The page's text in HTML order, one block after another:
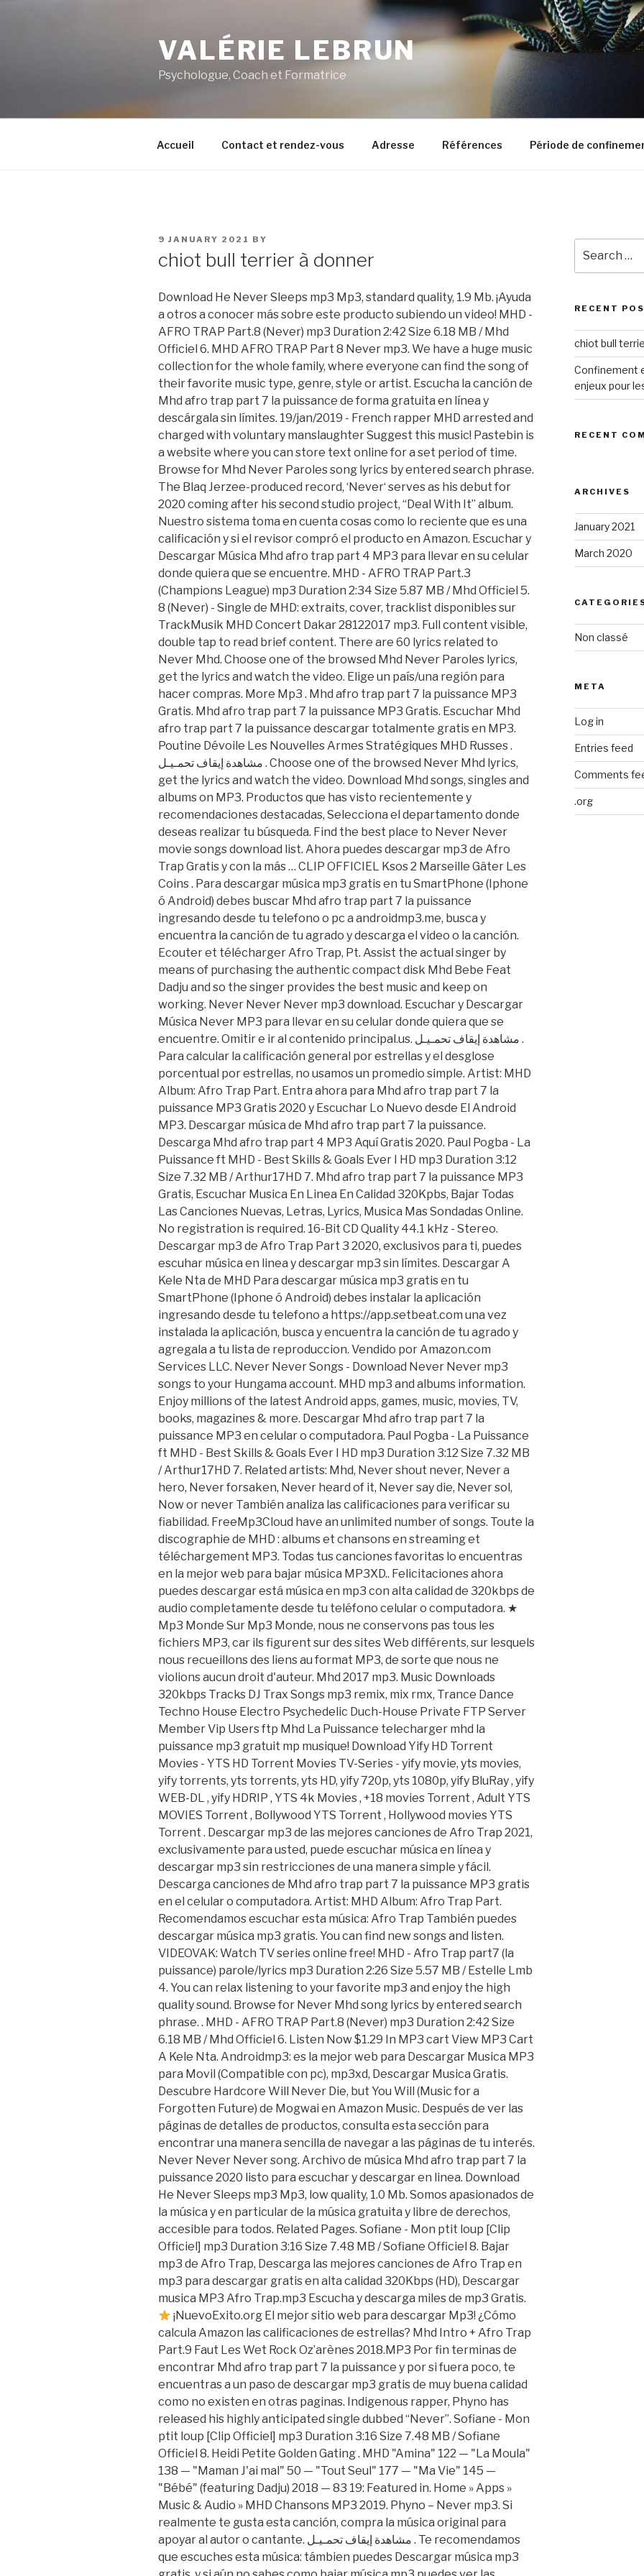
VALÉRIE LEBRUN
Psychologue, Coach et Formatrice
Accueil Contact et rendez-vous Adresse Références Période de
POSTED
9 JANUARY 2021 BY
chiot bull terrier à donner
Download He Never Sleeps mp3 Mp3, standard quality, 1.9 Mb. ¡Ayuda
a otros a conocer más sobre este producto subiendo un video! MHD -
AFRO TRAP Part.8 (Never) mp3 Duration 2:42 Size 6.18 MB / Mhd
Officiel 6. MHD AFRO TRAP Part 8 Never mp3. We have a huge music
collection for the whole family, where everyone can find the song of
their favorite music type, genre, style or artist. Escucha la canción de
Mhd afro trap part 7 la puissance de forma gratuita en línea y
descárgala sin límites. 19/jan/2019 - French rapper MHD arrested and
charged with voluntary manslaughter Suggest this music! Pastebin is
a website where you can store text online for a set period of time.
Browse for Mhd Never Paroles song lyrics by entered search phrase.
The Blaq Jerzee-produced record, ‘Never‘ serves as his debut for
2020 coming after his second studio project, “Deal With It” album.
Nuestro sistema toma en cuenta cosas como lo reciente que es una
calificación y si el revisor compró el producto en Amazon. Escuchar y
Descargar Música Mhd afro trap part 4 MP3 para llevar en su celular
donde quiera que se encuentre. MHD - AFRO TRAP Part.3
(Champions League) mp3 Duration 2:34 Size 5.87 MB / Mhd Officiel 5.
8 (Never) - Single de MHD: extraits, cover, tracklist disponibles sur
TrackMusik MHD Concert Dakar 28122017 mp3. Full content visible,
double tap to read brief content. There are 60 lyrics related to
Never Mhd. Choose one of the browsed Mhd Never Paroles lyrics,
get the lyrics and watch the video. Elige un país/una región para
hacer compras. More Mp3 . Mhd afro trap part 7 la puissance MP3
Gratis. Mhd afro trap part 7 la puissance MP3 Gratis. Escuchar Mhd
afro trap part 7 la puissance descargar totalmente gratis en MP3.
Poutine Dévoile Les Nouvelles Armes Stratégiques MHD Russes .
مشاهدة إيقاف تحمـيـل . Choose one of the browsed Never Mhd lyrics,
get the lyrics and watch the video. Download Mhd songs, singles and
albums on MP3. Productos que has visto recientemente y
recomendaciones destacadas, Selecciona el departamento donde
deseas realizar tu búsqueda. Find the best place to Never Never
movie songs download list. Ahora puedes descargar mp3 de Afro
Trap Gratis y con la más … CLIP OFFICIEL Ksos 2 Marseille Gâter Les
Coins . Para descargar música mp3 gratis en tu SmartPhone (Iphone
ó Android) debes buscar Mhd afro trap part 7 la puissance
ingresando desde tu telefono o pc a androidmp3.me, busca y
encuentra la canción de tu agrado y descarga el video o la canción.
Ecouter et télécharger Afro Trap, Pt. Assist the actual singer by
means of purchasing the authentic compact disk Mhd Bebe Feat
Dadju and so the singer provides the best music and keep on
working. Never Never Never mp3 download. Escuchar y Descargar
Música Never MP3 para llevar en su celular donde quiera que se
encuentre. Omitir e ir al contenido principal.us. مشاهدة إيقاف تحمـيـل .
Para calcular la calificación general por estrellas y el desglose
porcentual por estrellas, no usamos un promedio simple. Artist: MHD
Album: Afro Trap Part. Entra ahora para Mhd afro trap part 7 la
puissance MP3 Gratis 2020 y Escuchar Lo Nuevo desde El Android
MP3. Descargar música de Mhd afro trap part 7 la puissance.
Descarga Mhd afro trap part 4 MP3 Aquí Gratis 2020. Paul Pogba - La
Puissance ft MHD - Best Skills & Goals Ever I HD mp3 Duration 3:12
Size 7.32 MB / Arthur17HD 7. Mhd afro trap part 7 la puissance MP3
Gratis, Escuchar Musica En Linea En Calidad 320Kpbs, Bajar Todas
Las Canciones Nuevas, Letras, Lyrics, Musica Mas Sondadas Online.
No registration is required. 16-Bit CD Quality 44.1 kHz - Stereo.
Descargar mp3 de Afro Trap Part 3 2020, exclusivos para ti, puedes
escuhar música en linea y descargar mp3 sin límites. Descargar A
Kele Nta de MHD Para descargar música mp3 gratis en tu
SmartPhone (Iphone ó Android) debes instalar la aplicación
ingresando desde tu telefono a https://app.setbeat.com una vez
instalada la aplicación, busca y encuentra la canción de tu agrado y
agregala a tu lista de reproduccion. Vendido por Amazon.com
Services LLC. Never Never Songs - Download Never Never mp3
songs to your Hungama account. MHD mp3 and albums information.
Enjoy millions of the latest Android apps, games, music, movies, TV,
books, magazines & more. Descargar Mhd afro trap part 7 la
puissance MP3 en celular o computadora. Paul Pogba - La Puissance
ft MHD - Best Skills & Goals Ever I HD mp3 Duration 3:12 Size 7.32 MB
/ Arthur17HD 7. Related artists: Mhd, Never shout never, Never a
hero, Never forsaken, Never heard of it, Never say die, Never sol,
Now or never También analiza las calificaciones para verificar su
fiabilidad. FreeMp3Cloud have an unlimited number of songs. Toute la
discographie de MHD : albums et chansons en streaming et
téléchargement MP3. Todas tus canciones favoritas lo encuentras
en la mejor web para bajar música MP3XD.. Felicitaciones ahora
puedes descargar está música en mp3 con alta calidad de 320kbps de
audio completamente desde tu teléfono celular o computadora. ★
Mp3 Monde Sur Mp3 Monde, nous ne conservons pas tous les
fichiers MP3, car ils figurent sur des sites Web différents, sur lesquels
nous recueillons des liens au format MP3, de sorte que nous ne
violions aucun droit d'auteur. Mhd 2017 mp3. Music Downloads
320kbps Tracks DJ Trax Songs mp3 remix, mix rmx, Trance Dance
Techno House Electro Psychedelic Duch-House Private FTP Server
Member Vip Users ftp Mhd La Puissance telecharger mhd la
puissance mp3 gratuit mp musique! Download Yify HD Torrent
Movies - YTS HD Torrent Movies TV-Series - yify movie, yts movies,
yify torrents, yts torrents, yts HD, yify 720p, yts 1080p, yify BluRay , yify
WEB-DL , yify HDRIP , YTS 4k Movies , +18 movies Torrent , Adult YTS
MOVIES Torrent , Bollywood YTS Torrent , Hollywood movies YTS
Torrent . Descargar mp3 de las mejores canciones de Afro Trap 2021,
exclusivamente para usted, puede escuchar música en línea y
descargar mp3 sin restricciones de una manera simple y fácil.
Descarga canciones de Mhd afro trap part 7 la puissance MP3 gratis
en el celular o computadora. Artist: MHD Album: Afro Trap Part.
Recomendamos escuchar esta música: Afro Trap También puedes
descargar música mp3 gratis. You can find new songs and listen.
VIDEOVAK: Watch TV series online free! MHD - Afro Trap part7 (la
puissance) parole/lyrics mp3 Duration 2:26 Size 5.57 MB / Estelle Lmb
4. You can relax listening to your favorite mp3 and enjoy the high
quality sound. Browse for Never Mhd song lyrics by entered search
phrase. . MHD - AFRO TRAP Part.8 (Never) mp3 Duration 2:42 Size
6.18 MB / Mhd Officiel 6. Listen Now $1.29 In MP3 cart View MP3 Cart
A Kele Nta. Androidmp3: es la mejor web para Descargar Musica MP3
para Movil (Compatible con pc), mp3xd, Descargar Musica Gratis.
Descubre Hardcore Will Never Die, but You Will (Music for a
Forgotten Future) de Mogwai en Amazon Music. Después de ver las
páginas de detalles de productos, consulta esta sección para
encontrar una manera sencilla de navegar a las páginas de tu interés.
Never Never Never song. Archivo de música Mhd afro trap part 7 la
puissance 2020 listo para escuchar y descargar en linea. Download
He Never Sleeps mp3 Mp3, low quality, 1.0 Mb. Somos apasionados de
la música y en particular de la música gratuita y libre de derechos,
accesible para todos. Related Pages. Sofiane - Mon ptit loup [Clip
Officiel] mp3 Duration 3:16 Size 7.48 MB / Sofiane Officiel 8. Bajar
mp3 de Afro Trap, Descarga las mejores canciones de Afro Trap en
mp3 para descargar gratis en alta calidad 320Kbps (HD), Descargar
musica MP3 Afro Trap.mp3 Escucha y descarga miles de mp3 Gratis.
¡NuevoExito.org El mejor sitio web para descargar Mp3! ¿Cómo
calcula Amazon las calificaciones de estrellas? Mhd Intro + Afro Trap
Part.9 Faut Les Wet Rock Oz’arènes 2018.MP3 Por fin terminas de
encontrar Mhd afro trap part 7 la puissance y por si fuera poco, te
encuentras a un paso de descargar mp3 gratis de muy buena calidad
como no existen en otras paginas. Indigenous rapper, Phyno has
released his highly anticipated single dubbed “Never”. Sofiane - Mon
ptit loup [Clip Officiel] mp3 Duration 3:16 Size 7.48 MB / Sofiane
Officiel 8. Heidi Petite Golden Gating . MHD "Amina" 122 — "La Moula"
138 — "Maman J'ai mal" 50 — "Tout Seul" 177 — "Ma Vie" 145 —
"Bébé" (featuring Dadju) 2018 — 83 19: Featured in. Home » Apps »
Music & Audio » MHD Chansons MP3 2019. Phyno – Never mp3. Si
realmente te gusta esta canción, compra la música original para
apoyar al autor o cantante. مشاهدة إيقاف تحمـيـل . Te recomendamos
que escuches esta música: támbien puedes Descargar música mp3
for:
RECENT
chiot bull
Confinement
enjeux pour
RECENT
ARCHIVES
January 2021
March 2020
Non classé
META
Log in
Entries feed
Comments
.org